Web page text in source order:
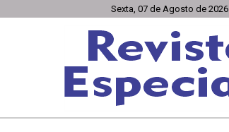
Sexta, 07 de Agosto de 2026